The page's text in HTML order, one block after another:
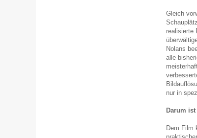
Gleich
realisierte
Nolans
alle
nur in
Darum
Dem Film